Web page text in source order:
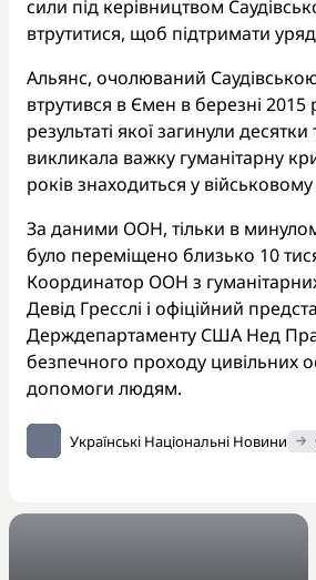
сили під керівництвом
втрутитися, щоб підтримати
Альянс, очолюваний
втрутився в Ємен в березні 2015
результаті якої загинули
викликала важку гуманітарну
років знаходиться у військовому
За даними ООН, тільки в
було переміщено близько 10
Координатор ООН з
Девід Гресслі і офіційний
Держдепартаменту США Нед
безпечного проходу цивільних
допомоги людям.
Українські Національні Новини